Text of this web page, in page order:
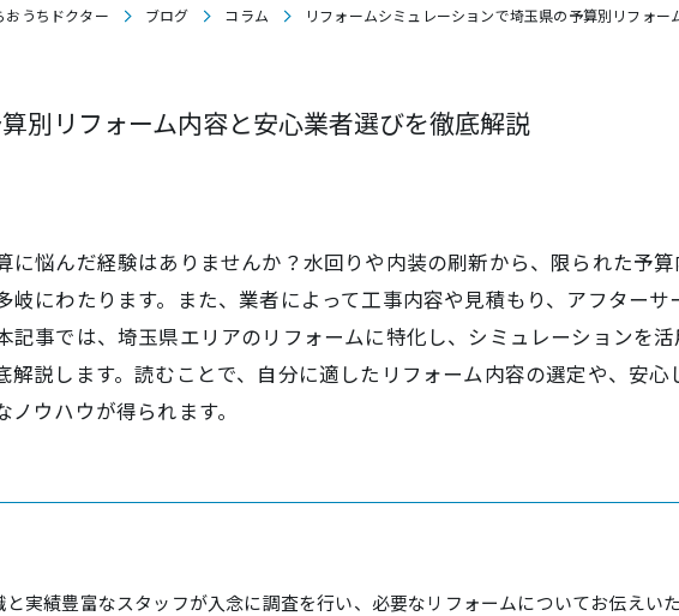
おうちドクター ブログ コラム リフォームシミュレーションで埼玉県の予算別リフォ
別リフォーム内容と安心業者選びを徹底解説
悩んだ経験はありませんか？水回りや内装の刷新から、限られた予
にわたります。また、業者によって工事内容や見積もり、アフターサ
事では、埼玉県エリアのリフォームに特化し、シミュレーションを
説します。読むことで、自分に適したリフォーム内容の選定や、安心
ウハウが得られます。
実績豊富なスタッフが入念に調査を行い、必要なリフォームについてお伝えい